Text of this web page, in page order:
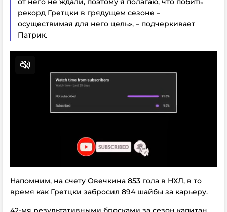
рекорд Гретцки в грядущем сезоне –
осуществимая для него цель», – подчеркивает
Патрик.
Напомним, на счету Овечкина 853 гола в НХЛ, в то
время как Гретцки забросил 894 шайбы за карьеру.